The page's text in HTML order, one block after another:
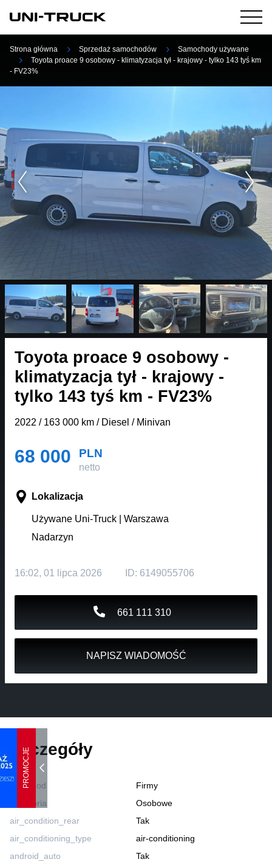
PROMOCJE
Strona główna Sprzedaż samochodów
Samochody używane
Toyota proace 9 osobowy - klimatyzacja tył - krajowy - tylko 143 tyś km
- FV23%
Toyota proace 9 osobowy -
klimatyzacja tył - krajowy -
tylko 143 tyś km - FV23%
2022 / 163 000 km / Diesel / Minivan
68 000 PLN
netto
Lokalizacja
Używane Uni-Truck | Warszawa
Nadarzyn
16:02, 01 lipca 2026 ID: 6149055706
661 111 310
NAPISZ WIADOMOŚĆ
Szczegóły
Oferta od
Firmy
Kategoria
Osobowe
air_condition_rear
Tak
air_conditioning_type
air-conditioning
android_auto
Tak